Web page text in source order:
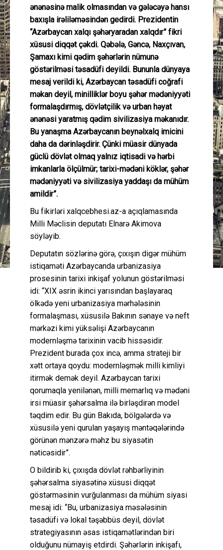
ənənəsinə malik olmasından və gələcəyə hansı
baxışla irəliləməsindən gedirdi. Prezidentin
“Azərbaycan xalqı şəhəryaradan xalqdır” fikri
xüsusi diqqət çəkdi. Qəbələ, Gəncə, Naxçıvan,
Şamaxı kimi qədim şəhərlərin nümunə
göstərilməsi təsadüfi deyildi. Bununla dünyaya
mesaj verildi ki, Azərbaycan təsadüfi coğrafi
məkan deyil, minilliklər boyu şəhər mədəniyyəti
formalaşdırmış, dövlətçilik və urban həyat
ənənəsi yaratmış qədim sivilizasiya məkanıdır.
Bu yanaşma Azərbaycanın beynəlxalq imicini
daha da dərinləşdirir. Çünki müasir dünyada
güclü dövlət olmaq yalnız iqtisadi və hərbi
imkanlarla ölçülmür; tarixi-mədəni köklər, şəhər
mədəniyyəti və sivilizasiya yaddaşı da mühüm
amildir”.
Bu fikirləri xalqcebhesi.az-a açıqlamasında
Milli Məclisin deputatı Elnarə Akimova
söyləyib.
Deputatın sözlərinə görə, çıxışın digər mühüm
istiqaməti Azərbaycanda urbanizasiya
prosesinin tarixi inkişaf yolunun göstərilməsi
idi: “XIX əsrin ikinci yarısından başlayaraq
ölkədə yeni urbanizasiya mərhələsinin
formalaşması, xüsusilə Bakının sənaye və neft
mərkəzi kimi yüksəlişi Azərbaycanın
modernləşmə tarixinin vacib hissəsidir.
Prezident burada çox incə, amma strateji bir
xətt ortaya qoydu: modernləşmək milli kimliyi
itirmək demək deyil. Azərbaycan tarixi
qorumaqla yenilənən, milli memarlıq və mədəni
irsi müasir şəhərsalma ilə birləşdirən model
təqdim edir. Bu gün Bakıda, bölgələrdə və
xüsusilə yeni qurulan yaşayış məntəqələrində
görünən mənzərə məhz bu siyasətin
nəticəsidir”.
O bildirib ki, çıxışda dövlət rəhbərliyinin
şəhərsalma siyasətinə xüsusi diqqət
göstərməsinin vurğulanması da mühüm siyasi
mesaj idi: “Bu, urbanizasiya məsələsinin
təsadüfi və lokal təşəbbüs deyil, dövlət
strategiyasının əsas istiqamətlərindən biri
olduğunu nümayiş etdirdi. Şəhərlərin inkişafı,